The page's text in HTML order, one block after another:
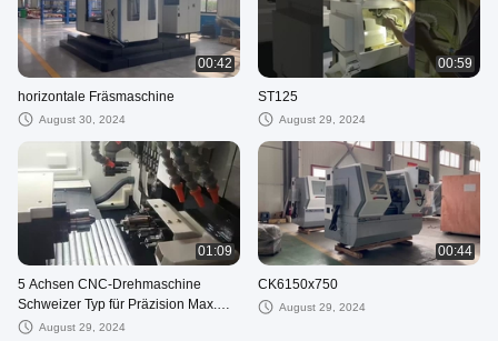
00:42
horizontale Fräsmaschine
August 30, 2024
00:59
ST125
August 29, 2024
01:09
5 Achsen CNC-Drehmaschine
Schweizer Typ für Präzision Max.
Drehdurchmesser 20 mm
August 29, 2024
00:44
CK6150x750
August 29, 2024